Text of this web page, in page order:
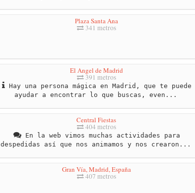
Plaza Santa Ana
341 metros
El Angel de Madrid
391 metros
Hay una persona mágica en Madrid, que te puede
ayudar a encontrar lo que buscas, even...
Central Fiestas
404 metros
En la web vimos muchas actividades para
despedidas así que nos animamos y nos crearon...
Gran Vía, Madrid, España
407 metros